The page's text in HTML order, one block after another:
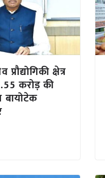
क्षेत्र
करोड़ की